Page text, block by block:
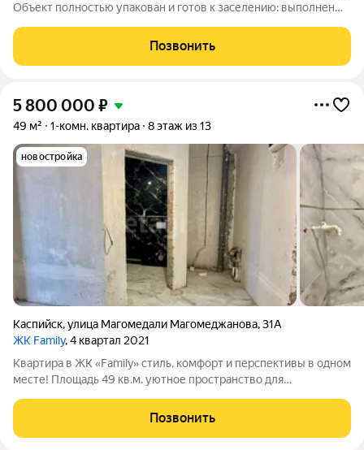
Объект полностью упакован и готов к заселению: выполнен
остаются новым владельцам. В квартире предусмотрено
индивидуальное отопление, а
Позвонить
5 800 000 ₽
49 м² 1-комн. квартира 8 этаж из 13
новостройка
Каспийск,улица Магомедали Магомеджановa,31А
ЖК Family, 4 квартал 2021
Квартира в ЖК «Family» стиль, комфорт и перспективы в одном
месте! Площадь 49 кв.м. уютное пространство для
основные работы, осталось немного, чтобы добавить свой
Позвонить